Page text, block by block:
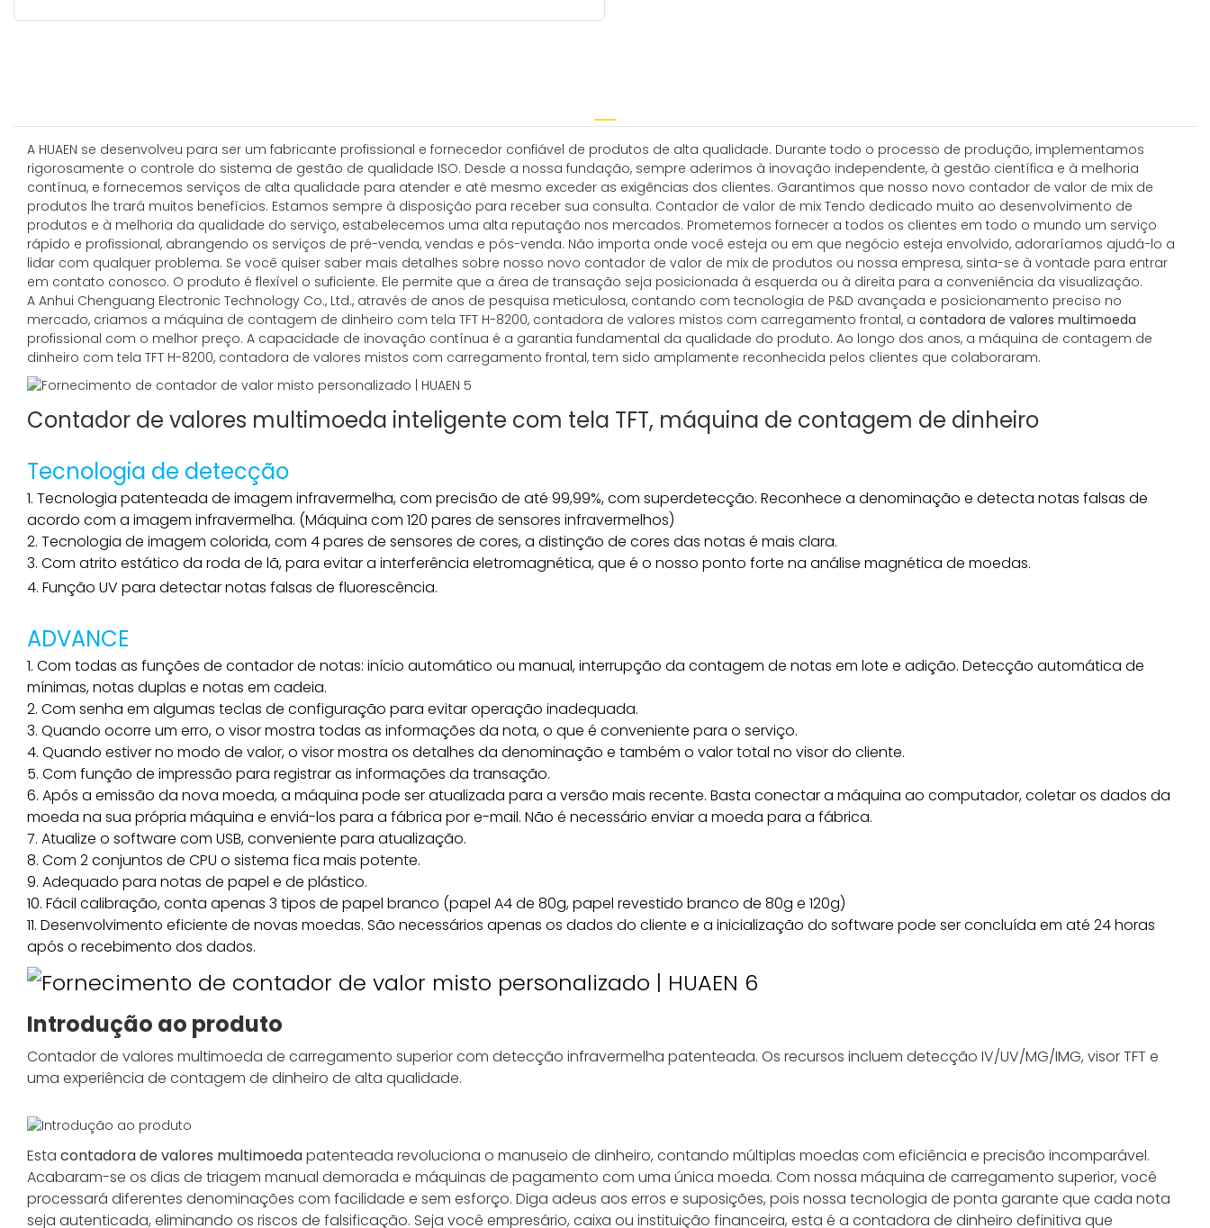
A HUAEN se desenvolveu para ser um fabricante profissional e fornecedor confiável de produtos de alta qualidade. Durante todo o processo de produção, implementamos
rigorosamente o controle do sistema de gestão de qualidade ISO. Desde a nossa fundação, sempre aderimos à inovação independente, à gestão científica e à melhoria
contínua, e fornecemos serviços de alta qualidade para atender e até mesmo exceder as exigências dos clientes. Garantimos que nosso novo contador de valor de mix de
produtos lhe trará muitos benefícios. Estamos sempre à disposição para receber sua consulta. Contador de valor de mix Tendo dedicado muito ao desenvolvimento de
produtos e à melhoria da qualidade do serviço, estabelecemos uma alta reputação nos mercados. Prometemos fornecer a todos os clientes em todo o mundo um serviço
rápido e profissional, abrangendo os serviços de pré-venda, vendas e pós-venda. Não importa onde você esteja ou em que negócio esteja envolvido, adoraríamos ajudá-lo a
lidar com qualquer problema. Se você quiser saber mais detalhes sobre nosso novo contador de valor de mix de produtos ou nossa empresa, sinta-se à vontade para entrar
em contato conosco. O produto é flexível o suficiente. Ele permite que a área de transação seja posicionada à esquerda ou à direita para a conveniência da visualização.
A Anhui Chenguang Electronic Technology Co., Ltd., através de anos de pesquisa meticulosa, contando com tecnologia de P&D avançada e posicionamento preciso no
mercado, criamos a máquina de contagem de dinheiro com tela TFT H-8200, contadora de valores mistos com carregamento frontal, a contadora de valores multimoeda
profissional com o melhor preço. A capacidade de inovação contínua é a garantia fundamental da qualidade do produto. Ao longo dos anos, a máquina de contagem de
dinheiro com tela TFT H-8200, contadora de valores mistos com carregamento frontal, tem sido amplamente reconhecida pelos clientes que colaboraram.
Contador de valores multimoeda inteligente com tela TFT, máquina de contagem de dinheiro
Tecnologia de detecção
1. Tecnologia patenteada de imagem infravermelha, com precisão de até 99,99%, com superdetecção. Reconhece a denominação e detecta notas falsas de
acordo com a imagem infravermelha. (Máquina com 120 pares de sensores infravermelhos)
2. Tecnologia de imagem colorida, com 4 pares de sensores de cores, a distinção de cores das notas é mais clara.
3. Com atrito estático da roda de lã, para evitar a interferência eletromagnética, que é o nosso ponto forte na análise magnética de moedas.
4. Função UV para detectar notas falsas de fluorescência.
ADVANCE
1. Com todas as funções de contador de notas: início automático ou manual, interrupção da contagem de notas em lote e adição. Detecção automática de
mínimas, notas duplas e notas em cadeia.
2. Com senha em algumas teclas de configuração para evitar operação inadequada.
3. Quando ocorre um erro, o visor mostra todas as informações da nota, o que é conveniente para o serviço.
4. Quando estiver no modo de valor, o visor mostra os detalhes da denominação e também o valor total no visor do cliente.
5. Com função de impressão para registrar as informações da transação.
6. Após a emissão da nova moeda, a máquina pode ser atualizada para a versão mais recente. Basta conectar a máquina ao computador, coletar os dados da
moeda na sua própria máquina e enviá-los para a fábrica por e-mail. Não é necessário enviar a moeda para a fábrica.
7. Atualize o software com USB, conveniente para atualização.
8. Com 2 conjuntos de CPU o sistema fica mais potente.
9. Adequado para notas de papel e de plástico.
10. Fácil calibração, conta apenas 3 tipos de papel branco (papel A4 de 80g, papel revestido branco de 80g e 120g)
11. Desenvolvimento eficiente de novas moedas. São necessários apenas os dados do cliente e a inicialização do software pode ser concluída em até 24 horas
após o recebimento dos dados.
Introdução ao produto
Contador de valores multimoeda de carregamento superior com detecção infravermelha patenteada. Os recursos incluem detecção IV/UV/MG/IMG, visor TFT e
uma experiência de contagem de dinheiro de alta qualidade.
Esta contadora de valores multimoedapatenteada revoluciona o manuseio de dinheiro, contando múltiplas moedas com eficiência e precisão incomparável.
Acabaram-se os dias de triagem manual demorada e máquinas de pagamento com uma única moeda. Com nossa máquina de carregamento superior, você
processará diferentes denominações com facilidade e sem esforço. Diga adeus aos erros e suposições, pois nossa tecnologia de ponta garante que cada nota
seja autenticada, eliminando os riscos de falsificação. Seja você empresário, caixa ou instituição financeira, esta é a contadora de dinheiro definitiva que